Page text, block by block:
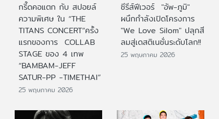
กรี๊ดคอแตก กับ สปอยล์
ความพิเศษ ใน “THE
TITANS CONCERT”ครั้ง
แรกของการ COLLAB
STAGE ของ 4 เทพ
“BAMBAM-JEFF
SATUR-PP -TIMETHAI”
25 พฤษภาคม 2026
ซีรีส์ฟีเวอร์ "อัพ-ภูมิ"
ผนึกกำลังเปิดโครงการ
"We Love Silom" ปลุกสี
ลมสู่เดสติเนชั่นระดับโลก!!
25 พฤษภาคม 2026